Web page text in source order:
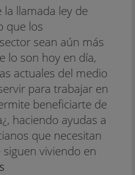
llamada ley de
que los
sean aún más
lo son hoy en día,
actuales del medio
para trabajar en
beneficiarte de
haciendo ayudas a
que necesitan
viviendo en